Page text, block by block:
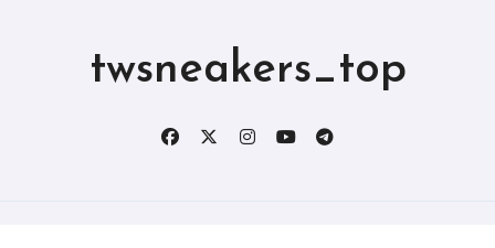
twsneakers_top